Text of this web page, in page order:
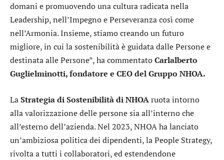
domani e promuovendo una cultura radicata nella
Leadership, nell’Impegno e Perseveranza così come
nell’Armonia. Insieme, stiamo creando un futuro
migliore, in cui la sostenibilità è guidata dalle Persone e
destinata alle Persone”, ha commentatoCarlalberto
Guglielminotti, fondatore e CEO del Gruppo NHOA.
LaStrategia di Sostenibilità di NHOAruota intorno
alla valorizzazione delle persone sia all’interno che
all’esterno dell’azienda. Nel 2023, NHOA ha lanciato
un’ambiziosa politica dei dipendenti, la People Strategy,
rivolta a tutti i collaboratori, ed estendendone